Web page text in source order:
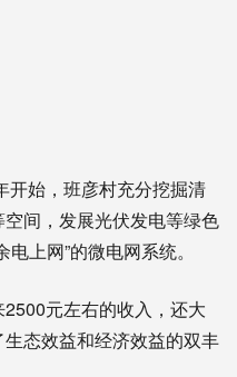
始，班彦村充分挖掘清
间，发展光伏发电等绿色
上网”的微电网系统。
元左右的收入，还大
态效益和经济效益的双丰